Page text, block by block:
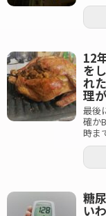
12
を
れ
理
最後
確か
時ま
糖
い